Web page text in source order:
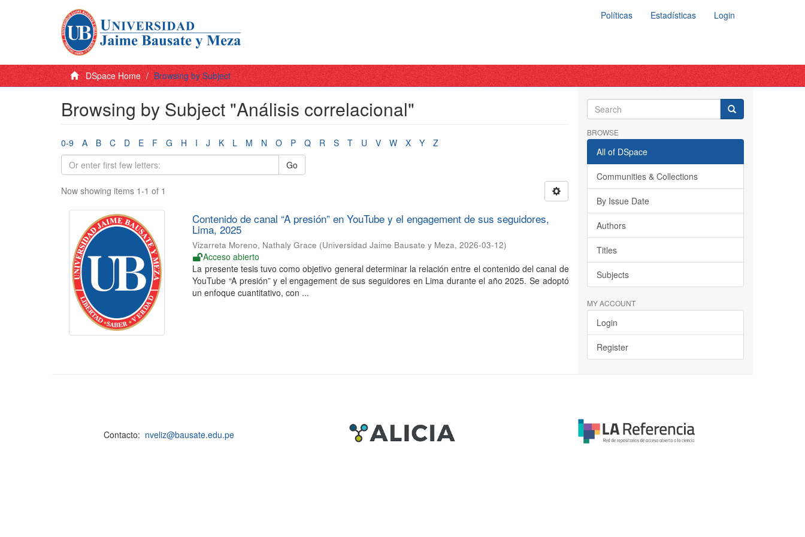
Políticas Estadísticas Login
DSpace Home Browsing by Subject
Browsing by Subject "Análisis correlacional"
0-9 A B C D E F G H I J K L M N O P Q R S T U V W X Y
Z
Go
Now showing items 1-1 of 1
Contenido de canal “A presión” en YouTube y el engagement de sus seguidores,
Lima, 2025
Vizarreta Moreno, Nathaly Grace (Universidad Jaime Bausate y Meza,2026-03-12)
Acceso abierto
La presente tesis tuvo como objetivo general determinar la relación entre el contenido del canal de
YouTube “A presión” y el engagement de sus seguidores en Lima durante el año 2025. Se adoptó
un enfoque cuantitativo, con ...
BROWSE
All of DSpace
Communities & Collections
By Issue Date
Authors
Titles
Subjects
MY ACCOUNT
Login
Register
Contacto: nveliz@bausate.edu.pe